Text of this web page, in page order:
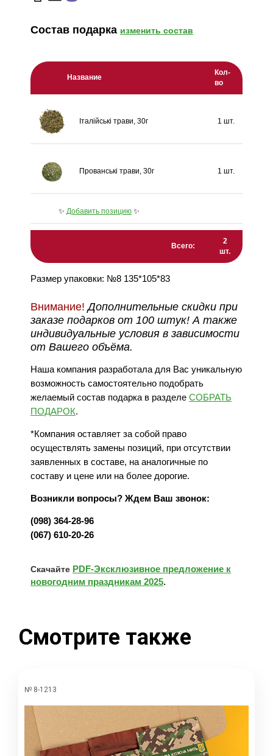
Состав подарка изменить состав
Название
Кол-
во
Італійські трави, 30г 1 шт.
Прованські трави, 30г 1 шт.
✨ Добавить позицию ✨
Всего:
2
шт.
Размер упаковки: №8 135*105*83
Внимание! Дополнительные скидки при
заказе подарков от 100 штук! А также
индивидуальные условия в зависимости
от Вашего объёма.
Наша компания разработала для Вас уникальную
возможность самостоятельно подобрать
желаемый состав подарка в разделе СОБРАТЬ
ПОДАРОК.
*Компания оставляет за собой право
осуществлять замены позиций, при отсутствии
заявленных в составе, на аналогичные по
составу и цене или на более дорогие.
Возникли вопросы? Ждем Ваш звонок:
(098) 364-28-96
(067) 610-20-26
Скачайте PDF-Эксклюзивное предложение к
новогодним праздникам 2025.
Смотрите также
№ 8-1213